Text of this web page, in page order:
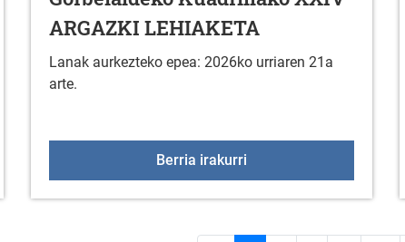
hondakinak EZ dira errefusaren edukiontzira bota behar.
ARGAZKI LEHIAKETA
Lanak aurkezteko epea: 2026ko urriaren 21a
arte.
Berria irakurriGorbeialdeko